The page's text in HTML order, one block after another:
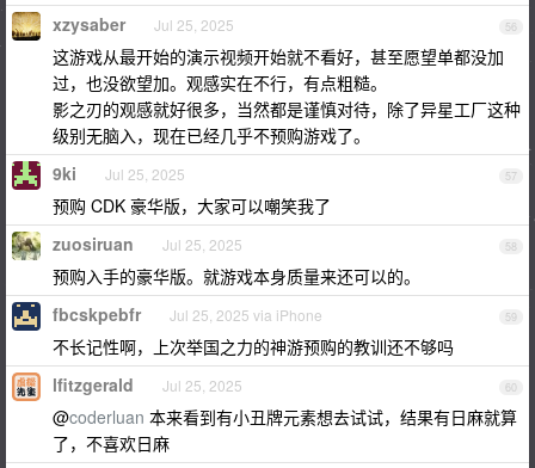
56
xzysaber Jul 25, 2025
这游戏从最开始的演示视频开始就不看好，甚至愿望单都没加
过，也没欲望加。观感实在不行，有点粗糙。
影之刃的观感就好很多，当然都是谨慎对待，除了异星工厂这种
级别无脑入，现在已经几乎不预购游戏了。
57
9ki Jul 25, 2025
预购 CDK 豪华版，大家可以嘲笑我了
58
zuosiruan Jul 25, 2025
预购入手的豪华版。就游戏本身质量来还可以的。
59
fbcskpebfr Jul 25, 2025 via iPhone
不长记性啊，上次举国之力的神游预购的教训还不够吗
60
lfitzgerald Jul 25, 2025
@coderluan 本来看到有小丑牌元素想去试试，结果有日麻就算
了，不喜欢日麻